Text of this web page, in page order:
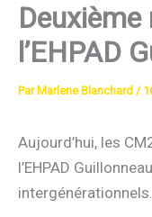
l’EHPAD
Par Marlene Blanchard /
Aujourd’hui, les
l’EHPAD
intergénérationnels.